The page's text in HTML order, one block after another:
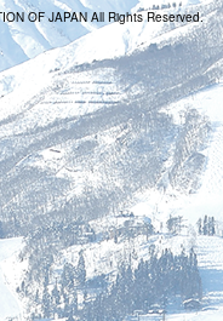
OF JAPAN All Rights Reserved.